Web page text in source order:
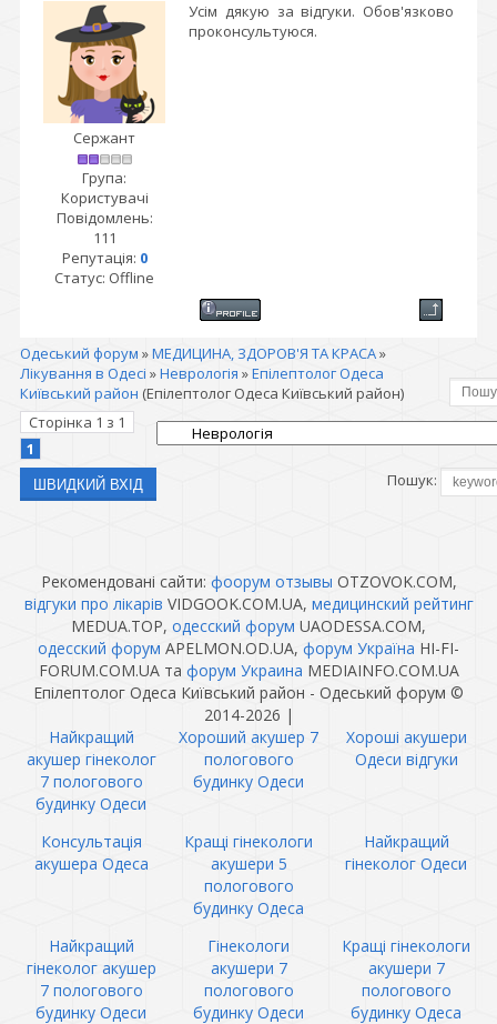
Сержант
Група:
Користувачі
Повідомлень:
111
Репутація: 0
Статус: Offline
Усім дякую за відгуки. Обов'язково
проконсультуюся.
Одеський форум »МЕДИЦИНА, ЗДОРОВ'Я ТА КРАСА»
Лікування в Одесі »Неврологія »Епілептолог Одеса
Київський район (Епілептолог Одеса Київський район)
Сторінка 1 з 1
1
Пошук:
Рекомендовані сайти: фоорум отзывы OTZOVOK.COM,
відгуки про лікарів VIDGOOK.COM.UA, медицинский рейтинг
MEDUA.TOP, одесский форум UAODESSA.COM,
одесский форум APELMON.OD.UA, форум Україна HI-FI-
FORUM.COM.UA та форум Украина MEDIAINFO.COM.UA
Епілептолог Одеса Київський район - Одеський форум ©
2014-2026 |
Найкращий
акушер гінеколог
7 пологового
будинку Одеси
Хороший акушер 7
пологового
будинку Одеси
Хороші акушери
Одеси відгуки
Консультація
акушера Одеса
Кращі гінекологи
акушери 5
пологового
будинку Одеса
Найкращий
гінеколог Одеси
Найкращий
гінеколог акушер
7 пологового
будинку Одеси
Гінекологи
акушери 7
пологового
будинку Одеси
Кращі гінекологи
акушери 7
пологового
будинку Одеса